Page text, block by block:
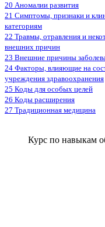
20 Аномалии развития
21 Симптомы, признаки и
категориям
22 Травмы, отравления и
внешних причин
23 Внешние причины
24 Факторы, влияющие на
учреждения здравоохранения
25 Коды для особых целей
26 Коды расширения
27 Традиционная медицина
Курс по навыкам